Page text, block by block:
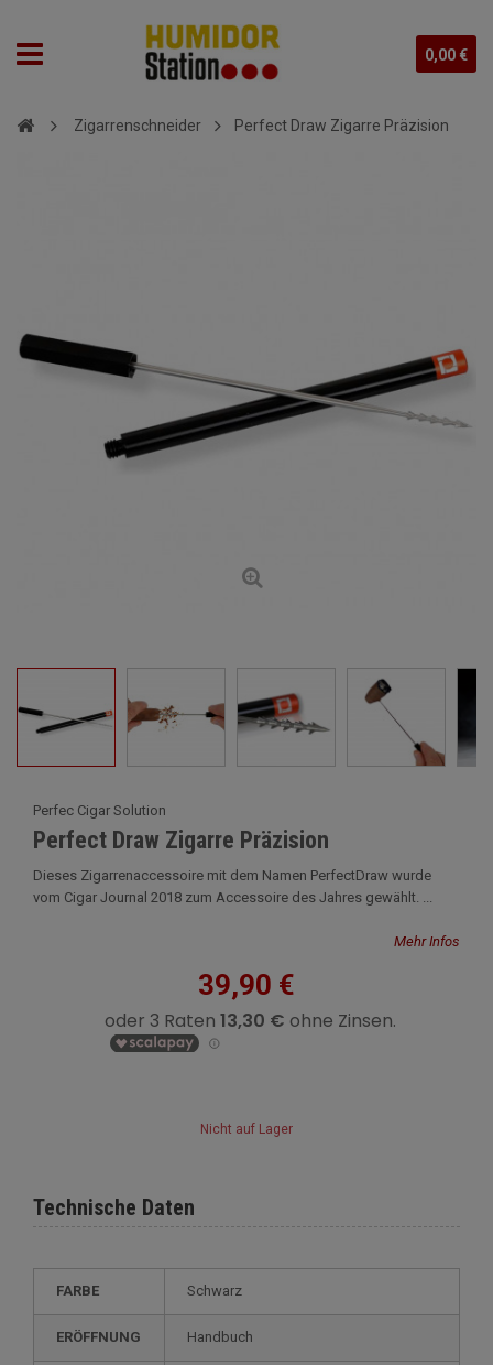
0,00 €
Zigarrenschneider Perfect Draw Zigarre Präzision
Perfec Cigar Solution
Perfect Draw Zigarre Präzision
Dieses Zigarrenaccessoire mit dem Namen PerfectDraw wurde
vom Cigar Journal 2018 zum Accessoire des Jahres gewählt. ...
Mehr Infos
39,90 €
Nicht auf Lager
Technische Daten
FARBE Schwarz
ERÖFFNUNG Handbuch